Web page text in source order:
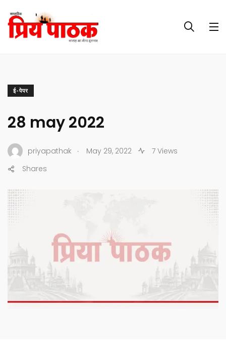
ई-पेपर
28 may 2022
priyapathak . May 29, 2022
7 Views
Shares